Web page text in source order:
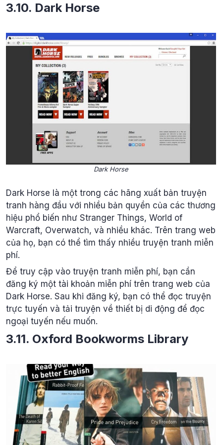
3.10. Dark Horse
Dark Horse
Dark Horse là một trong các hãng xuất bản truyện
tranh hàng đầu với nhiều bản quyền của các thương
hiệu phổ biến như Stranger Things, World of
Warcraft, Overwatch, và nhiều khác. Trên trang web
của họ, bạn có thể tìm thấy nhiều truyện tranh miễn
phí.
Để truy cập vào truyện tranh miễn phí, bạn cần
đăng ký một tài khoản miễn phí trên trang web của
Dark Horse. Sau khi đăng ký, bạn có thể đọc truyện
trực tuyến và tải truyện về thiết bị di động để đọc
ngoại tuyến nếu muốn.
3.11. Oxford Bookworms Library